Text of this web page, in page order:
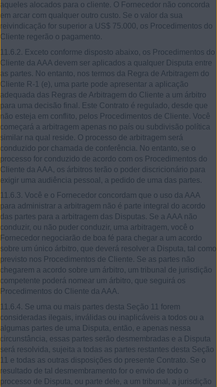
aqueles alocados para o cliente. O Fornecedor não concorda
em arcar com qualquer outro custo. Se o valor da sua
reivindicação for superior a US$ 75.000, os Procedimentos do
Cliente regerão o pagamento.
11.6.2. Exceto conforme disposto abaixo, os Procedimentos do
Cliente da AAA devem ser aplicados a qualquer Disputa entre
as partes. No entanto, nos termos da Regra de Arbitragem do
Cliente R-1 (e), uma parte pode apresentar a aplicação
adequada das Regras de Arbitragem do Cliente a um árbitro
para uma decisão final. Este Contrato é regulado, desde que
não esteja em conflito, pelos Procedimentos de Cliente. Você
começará a arbitragem apenas no país ou subdivisão política
similar na qual reside. O processo de arbitragem será
conduzido por chamada de conferência. No entanto, se o
processo for conduzido de acordo com os Procedimentos do
Cliente da AAA, os árbitros terão o poder discricionário para
exigir uma audiência pessoal, a pedido de uma das partes.
11.6.3. Você e o Fornecedor concordam que o uso da AAA
para administrar a arbitragem não é parte integral do acordo
das partes para a arbitragem das Disputas. Se a AAA não
conduzir, ou não puder conduzir, uma arbitragem, você o
Fornecedor negociarão de boa fé para chegar a um acordo
sobre um único árbitro, que deverá resolver a Disputa, tal como
previsto nos Procedimentos de Cliente. Se as partes não
chegarem a acordo sobre um árbitro, um tribunal de jurisdição
competente poderá nomear um árbitro, que seguirá os
Procedimentos do Cliente da AAA.
11.6.4. Se uma ou mais partes desta Seção 11 forem
consideradas ilegais, inválidas ou inaplicáveis a todos ou a
algumas partes de uma Disputa, então, e apenas nessa
circunstância, essas partes serão desmembradas e a Disputa
será resolvida, sujeita a todas as partes restantes desta Seção
11 e todas as outras disposições do presente Contrato. Se o
resultado de tal desmembramento for o envio de todo o
processo de Disputa, ou parte dele, a um tribunal, a jurisdição